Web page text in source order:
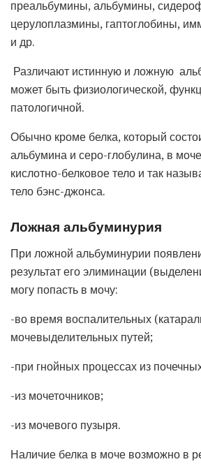
преальбумины, альбумины,
церулоплазмины, гаптоглобины,
и др.
Различают истинную и ложную
может быть физиологической,
патологичной.
Обычно кроме белка, который
альбумина и серо-глобулина, в
кислотно-белковое тело и так
тело бэнс-джонса.
Ложная альбуминурия
При ложной альбуминурии
результат его элиминации
могу попасть в мочу:
-во время воспалительных
мочевыделительных путей;
-при гнойных процессах из
-из мочеточников;
-из мочевого пузыря.
Наличие белка в моче возможно в